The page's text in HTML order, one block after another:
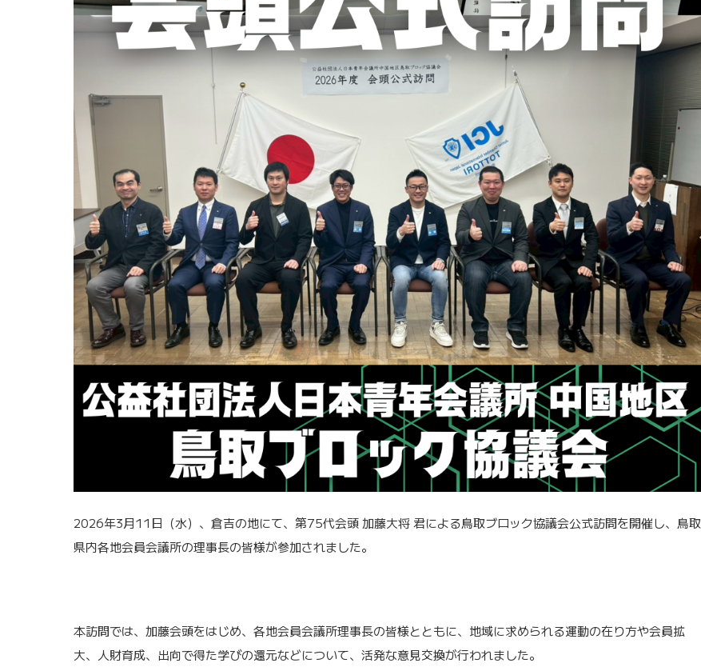
2026年3月11日（水）、倉吉の地にて、第75代会頭 加藤大将 君による鳥取ブロック協議会公式訪問を開催し、鳥取
県内各地会員会議所の理事長の皆様が参加されました。
本訪問では、加藤会頭をはじめ、各地会員会議所理事長の皆様とともに、地域に求められる運動の在り方や会員拡
大、人財育成、出向で得た学びの還元などについて、活発な意見交換が行われました。